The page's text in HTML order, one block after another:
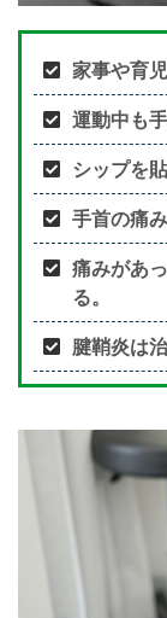
家事や育
運動中も
シップを
手首の痛
痛みがあ
る。
腱鞘炎は